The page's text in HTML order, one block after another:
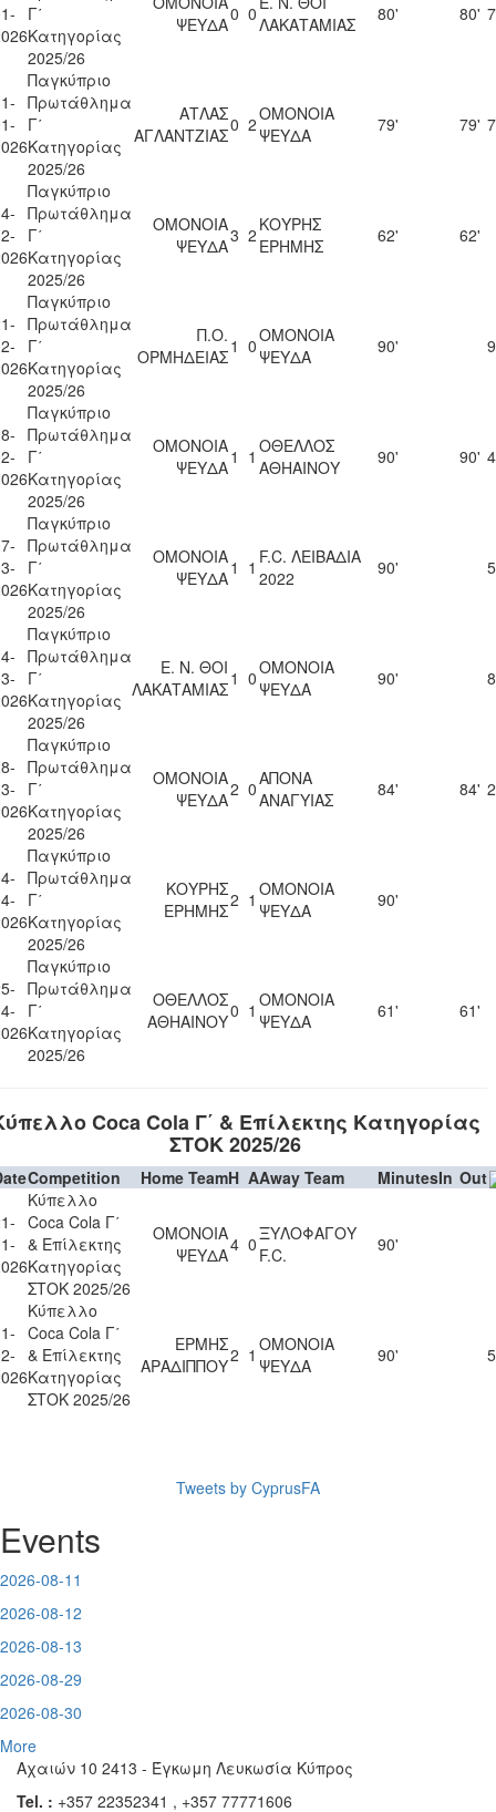
Γ΄
Κατηγορίας
2025/26
ΨΕΥΔΑ0 0ΛΑΚΑΤΑΜΙΑΣ
80' 80'
Παγκύπριο
Πρωτάθλημα
Γ΄
Κατηγορίας
2025/26
ΑΤΛΑΣ
ΑΓΛΑΝΤΖΙΑΣ0 2ΟΜΟΝΟΙΑ
ΨΕΥΔΑ
79' 79'
Παγκύπριο
Πρωτάθλημα
Γ΄
Κατηγορίας
2025/26
ΟΜΟΝΟΙΑ
ΨΕΥΔΑ3 2 ΚΟΥΡΗΣ
ΕΡΗΜΗΣ
62' 62'
Παγκύπριο
Πρωτάθλημα
Γ΄
Κατηγορίας
2025/26
Π.Ο.
ΟΡΜΗΔΕΙΑΣ1 0ΟΜΟΝΟΙΑ
ΨΕΥΔΑ
90'
Παγκύπριο
Πρωτάθλημα
Γ΄
Κατηγορίας
2025/26
ΟΜΟΝΟΙΑ
ΨΕΥΔΑ1 1 ΟΘΕΛΛΟΣ
ΑΘΗΑΙΝΟΥ
90' 90'
Παγκύπριο
Πρωτάθλημα
Γ΄
Κατηγορίας
2025/26
ΟΜΟΝΟΙΑ
ΨΕΥΔΑ1 1 F.C. ΛΕΙΒΑΔΙΑ
2022
90'
Παγκύπριο
Πρωτάθλημα
Γ΄
Κατηγορίας
2025/26
Ε. Ν. ΘΟΙ
ΛΑΚΑΤΑΜΙΑΣ1 0ΟΜΟΝΟΙΑ
ΨΕΥΔΑ
90'
Παγκύπριο
Πρωτάθλημα
Γ΄
Κατηγορίας
2025/26
ΟΜΟΝΟΙΑ
ΨΕΥΔΑ2 0ΑΠΟΝΑ
ΑΝΑΓΥΙΑΣ
84' 84'
Παγκύπριο
Πρωτάθλημα
Γ΄
Κατηγορίας
2025/26
ΚΟΥΡΗΣ
ΕΡΗΜΗΣ2 1 ΟΜΟΝΟΙΑ
ΨΕΥΔΑ
90'
Παγκύπριο
Πρωτάθλημα
Γ΄
Κατηγορίας
2025/26
ΟΘΕΛΛΟΣ
ΑΘΗΑΙΝΟΥ0 1 ΟΜΟΝΟΙΑ
ΨΕΥΔΑ
61' 61'
Coca Cola Γ΄ & Επίλεκτης Κατηγορίας
ΣΤΟΚ 2025/26
Competition Home TeamH AAway Team MinutesIn Out
Κύπελλο
Coca Cola Γ΄
& Επίλεκτης
Κατηγορίας
ΣΤΟΚ 2025/26
ΟΜΟΝΟΙΑ
ΨΕΥΔΑ4 0ΞΥΛΟΦΑΓΟΥ
F.C.
90'
Κύπελλο
Coca Cola Γ΄
& Επίλεκτης
Κατηγορίας
ΣΤΟΚ 2025/26
ΕΡΜΗΣ
ΑΡΑΔΙΠΠΟΥ2 1 ΟΜΟΝΟΙΑ
ΨΕΥΔΑ
90'
Tweets by CyprusFA
Events
2026-08-11
2026-08-12
2026-08-13
2026-08-29
2026-08-30
More
Αχαιών 10 2413 - Έγκωμη Λευκωσία Κύπρος
Tel. : +357 22352341 , +357 77771606